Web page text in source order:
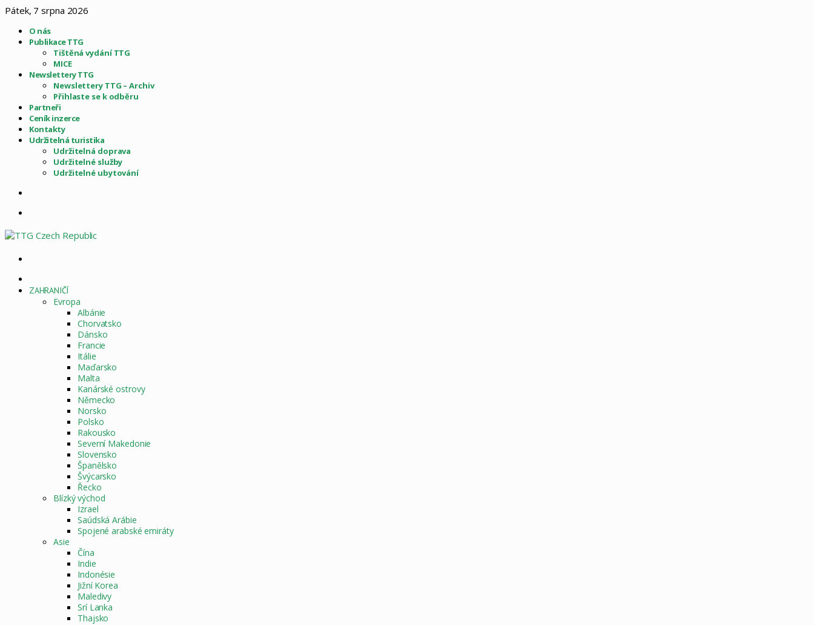
Pátek, 7 srpna 2026
O nás
Publikace TTG
Tištěná vydání TTG
MICE
Newslettery TTG
Newslettery TTG – Archiv
Přihlaste se k odběru
Partneři
Ceník inzerce
Kontakty
Udržitelná turistika
Udržitelná doprava
Udržitelné služby
Udržitelné ubytování
STRÁNKA
ZAHRANIČÍ
Evropa
Albánie
Chorvatsko
Dánsko
Francie
Itálie
Maďarsko
Malta
Kanárské ostrovy
Německo
Norsko
Polsko
Rakousko
Severní Makedonie
Slovensko
Španělsko
Švýcarsko
Řecko
Blízký východ
Izrael
Saúdská Arábie
Spojené arabské emiráty
Asie
Čína
Indie
Indonésie
Jižní Korea
Maledivy
Srí Lanka
Thajsko